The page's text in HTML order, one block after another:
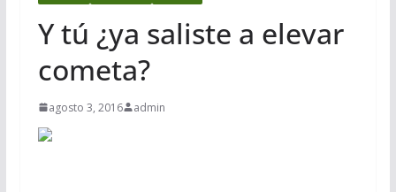
Y tú ¿ya saliste a elevar
cometa?
agosto 3, 2016 admin